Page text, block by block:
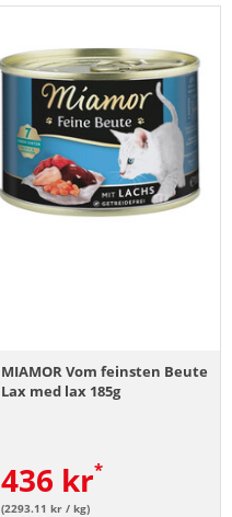
MIAMOR Vom feinsten Beute
Lax med lax 185g
436 kr
(2293.11 kr / kg)